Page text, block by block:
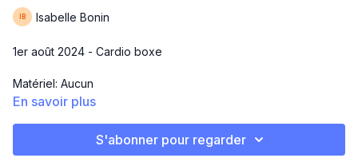
Isabelle Bonin
1er août 2024 - Cardio boxe
Matériel: Aucun
En savoir plus
S'abonner pour regarder